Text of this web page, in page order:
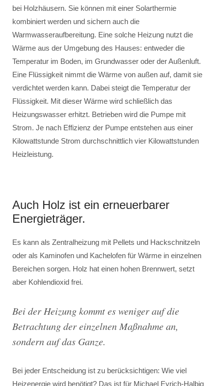
bei Holzhäusern. Sie können mit einer Solarthermie
kombiniert werden und sichern auch die
Warmwasseraufbereitung. Eine solche Heizung nutzt die
Wärme aus der Umgebung des Hauses: entweder die
Temperatur im Boden, im Grundwasser oder der Außenluft.
Eine Flüssigkeit nimmt die Wärme von außen auf, damit sie
verdichtet werden kann. Dabei steigt die Temperatur der
Flüssigkeit. Mit dieser Wärme wird schließlich das
Heizungswasser erhitzt. Betrieben wird die Pumpe mit
Strom. Je nach Effizienz der Pumpe entstehen aus einer
Kilowattstunde Strom durchschnittlich vier Kilowattstunden
Heizleistung.
Auch Holz ist ein erneuerbarer
Energieträger.
Es kann als Zentralheizung mit Pellets und Hackschnitzeln
oder als Kaminofen und Kachelofen für Wärme in einzelnen
Bereichen sorgen. Holz hat einen hohen Brennwert, setzt
aber Kohlendioxid frei.
Bei der Heizung kommt es weniger auf die
Betrachtung der einzelnen Maßnahme an,
sondern auf das Ganze.
Bei jeder Entscheidung ist zu berücksichtigen: Wie viel
Heizenergie wird benötigt? Das ist für Michael Eyrich-Halbig